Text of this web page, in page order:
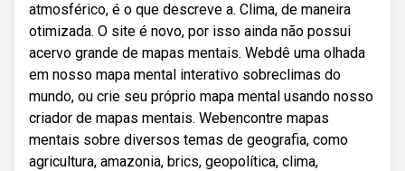
atmosférico, é o que descreve a. Clima, de maneira
otimizada. O site é novo, por isso ainda não possui
acervo grande de mapas mentais. Webdê uma olhada
em nosso mapa mental interativo sobreclimas do
mundo, ou crie seu próprio mapa mental usando nosso
criador de mapas mentais. Webencontre mapas
mentais sobre diversos temas de geografia, como
agricultura, amazonia, brics, geopolítica, clima,